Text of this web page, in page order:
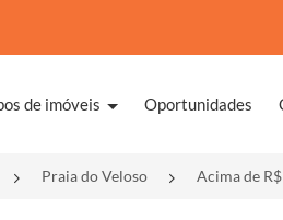
de imóveis Oportunidades
Praia do Veloso Acima de